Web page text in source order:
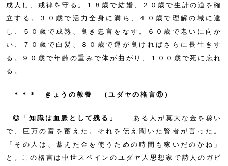
成人し、戒律を守る。１８歳で結婚、２０歳で生計の道を確
立する。３０歳で活力全身に満ち、４０歳で理解の域に達
し、５０歳で成熟、良き忠言をなす。６０歳で老いに向か
い、７０歳で白髪、８０歳で運が良ければさらに長生きす
る。９０歳で年齢の重みで体が曲がり、１００歳で死に忘れ
る。
＊＊＊ きょうの教養 （ユダヤの格言⑤）
◎「知識は血脈として残る」
ある人が莫大な金を稼い
で、巨万の富を蓄えた。それを伝え聞いた賢者が言った。
「その人は、蓄えた金を使うための時間も稼いだのかね」
と。この格言は中世スペインのユダヤ人思想家で詩人のガビ